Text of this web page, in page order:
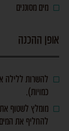
מים מסוננים
אופן ההכנה
להשרות ללילה
כמויות).
מומלץ לשטוף את
להחליף את